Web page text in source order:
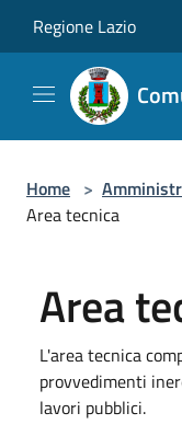
Regione Lazio
Home >
Area tecnica
Area
L'area tecnica
provvedimenti
lavori pubblici.